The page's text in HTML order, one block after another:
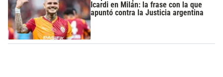
Icardi en Milán: la frase con la que
apuntó contra la Justicia argentina